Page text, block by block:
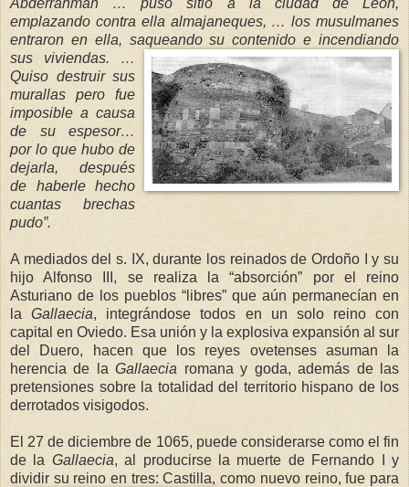
emplazando contra ella almajaneques, … los musulmanes
entraron en ella, saqueando su contenido e incendiando
sus viviendas. …
Quiso destruir sus
murallas pero fue
imposible a causa
de su espesor…
por lo que hubo de
dejarla, después
de haberle hecho
cuantas brechas
pudo”.
A mediados del s. IX, durante los reinados de Ordoño I y su
hijo Alfonso III, se realiza la “absorción” por el reino
Asturiano de los pueblos “libres” que aún permanecían en
la
Gallaecia, integrándose todos en un solo reino con
capital en Oviedo. Esa unión y la explosiva expansión al sur
del Duero, hacen que los reyes ovetenses asuman la
herencia de
laGallaecia romana y goda, además de las
pretensiones sobre la totalidad del territorio hispano de los
derrotados visigodos.
El 27 de diciembre de 1065, puede considerarse como el fin
de
la Gallaecia, al producirse la muerte de Fernando I y
dividir su reino en tres: Castilla, como nuevo reino, fue para